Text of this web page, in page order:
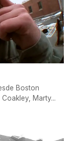
Boston
Marty...